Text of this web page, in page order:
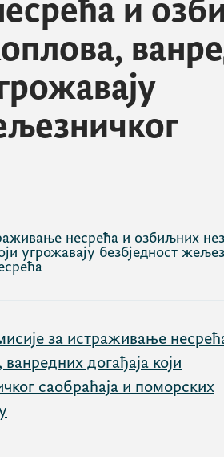
и
несрећа и озбиљних
угрожавају безбједност
за истраживање
догађаја који
саобраћаја и поморских